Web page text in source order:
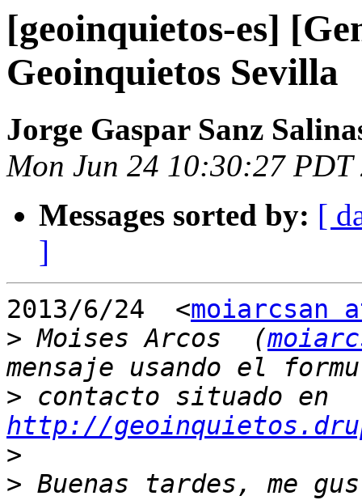
[geoinquietos-es]
Geoinquietos Sevilla
Jorge Gaspar Sanz
Mon Jun 24 10:30:27 PDT
Messages sorted by: [
]
2013/6/24  <moiarcsan
> Moises Arcos  (
>
http://
>
> Buenas tardes, me